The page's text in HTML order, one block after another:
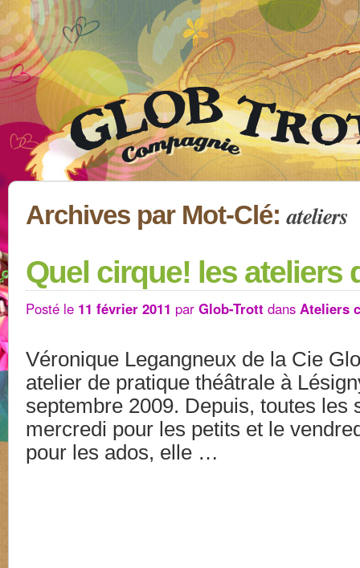
Archives par Mot-Clé:ateliers
Quel cirque! les ateliers
Posté le 11 février 2011 par Glob-Trott dans Ateliers
Véronique Legangneux de la Cie
atelier de pratique théâtrale à
septembre 2009. Depuis, toutes les
mercredi pour les petits et le
pour les ados, elle …